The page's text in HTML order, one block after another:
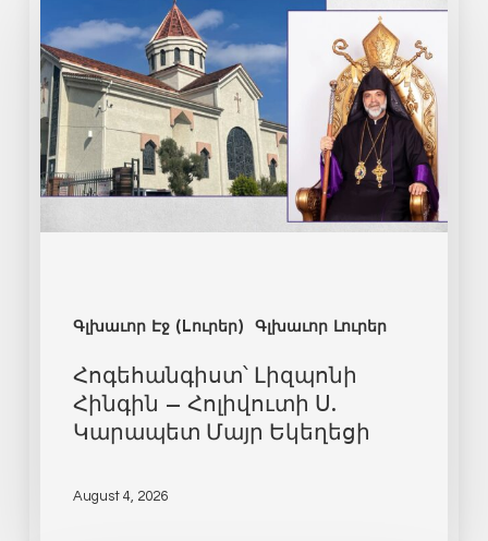
Գլխաւոր Էջ (Lուրեր) Գլխաւոր Լուրեր
Հոգեհանգիստ՝ Լիզպոնի
Հինգին – Հոլիվուտի Ս.
Կարապետ Մայր Եկեղեցի
August 4, 2026